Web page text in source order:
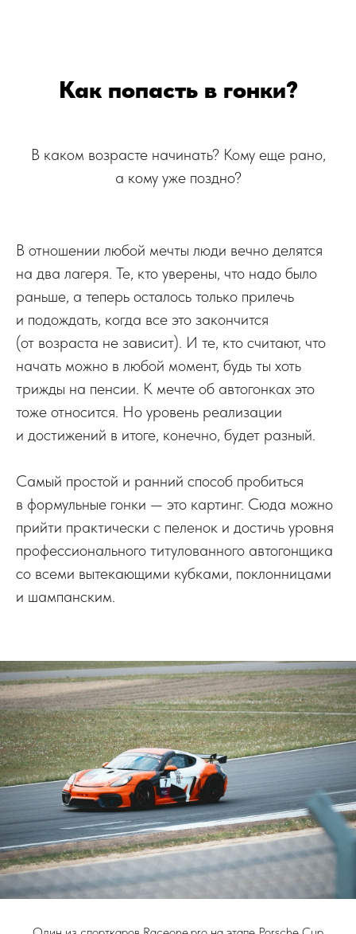
Как попасть в гонки?
В каком возрасте начинать? Кому еще рано,
а кому уже поздно?
В отношении любой мечты люди вечно делятся
на два лагеря. Те, кто уверены, что надо было
раньше, а теперь осталось только прилечь
и подождать, когда все это закончится
(от возраста не зависит). И те, кто считают, что
начать можно в любой момент, будь ты хоть
трижды на пенсии. К мечте об автогонках это
тоже относится. Но уровень реализации
и достижений в итоге, конечно, будет разный.
Самый простой и ранний способ пробиться
в формульные гонки — это картинг. Сюда можно
прийти практически с пеленок и достичь уровня
профессионального титулованного автогонщика
со всеми вытекающими кубками, поклонницами
и шампанским.